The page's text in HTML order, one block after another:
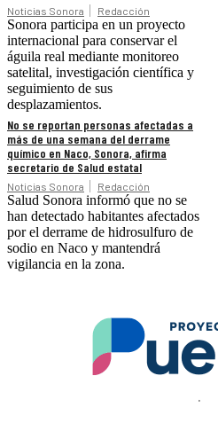
Noticias Sonora Redacción
Sonora participa en un proyecto
internacional para conservar el
águila real mediante monitoreo
satelital, investigación científica y
seguimiento de sus
desplazamientos.
No se reportan personas afectadas a
más de una semana del derrame
químico en Naco, Sonora, afirma
secretario de Salud estatal
Noticias Sonora Redacción
Salud Sonora informó que no se
han detectado habitantes afectados
por el derrame de hidrosulfuro de
sodio en Naco y mantendrá
vigilancia en la zona.
.